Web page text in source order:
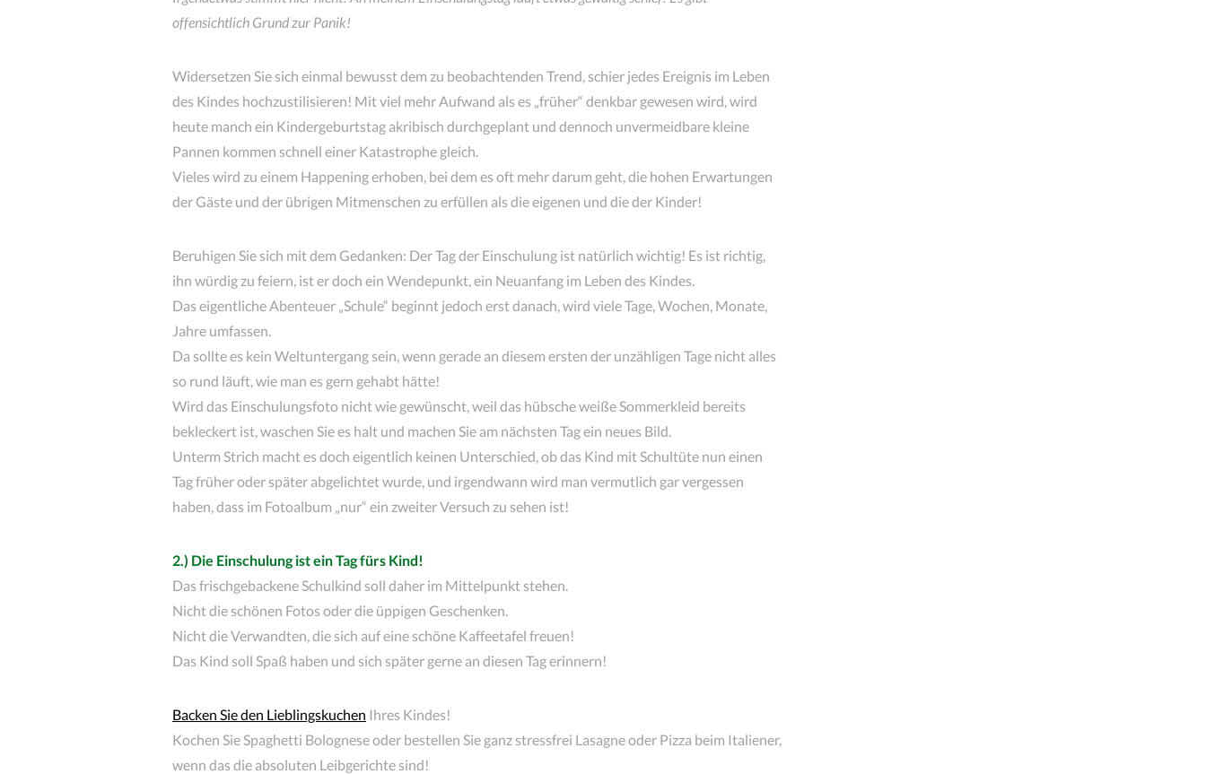
offensichtlich Grund zur Panik!
Widersetzen Sie sich einmal bewusst dem zu beobachtenden Trend, schier jedes Ereignis im Leben
des Kindes hochzustilisieren! Mit viel mehr Aufwand als es „früher“ denkbar gewesen wird, wird
heute manch ein Kindergeburtstag akribisch durchgeplant und dennoch unvermeidbare kleine
Pannen kommen schnell einer Katastrophe gleich.
Vieles wird zu einem Happening erhoben, bei dem es oft mehr darum geht, die hohen Erwartungen
der Gäste und der übrigen Mitmenschen zu erfüllen als die eigenen und die der Kinder!
Beruhigen Sie sich mit dem Gedanken: Der Tag der Einschulung ist natürlich wichtig! Es ist richtig,
ihn würdig zu feiern, ist er doch ein Wendepunkt, ein Neuanfang im Leben des Kindes.
Das eigentliche Abenteuer „Schule“ beginnt jedoch erst danach, wird viele Tage, Wochen, Monate,
Jahre umfassen.
Da sollte es kein Weltuntergang sein, wenn gerade an diesem ersten der unzähligen Tage nicht alles
so rund läuft, wie man es gern gehabt hätte!
Wird das Einschulungsfoto nicht wie gewünscht, weil das hübsche weiße Sommerkleid bereits
bekleckert ist, waschen Sie es halt und machen Sie am nächsten Tag ein neues Bild.
Unterm Strich macht es doch eigentlich keinen Unterschied, ob das Kind mit Schultüte nun einen
Tag früher oder später abgelichtet wurde, und irgendwann wird man vermutlich gar vergessen
haben, dass im Fotoalbum „nur“ ein zweiter Versuch zu sehen ist!
2.) Die Einschulung ist ein Tag fürs Kind!
Das frischgebackene Schulkind soll daher im Mittelpunkt stehen.
Nicht die schönen Fotos oder die üppigen Geschenken.
Nicht die Verwandten, die sich auf eine schöne Kaffeetafel freuen!
Das Kind soll Spaß haben und sich später gerne an diesen Tag erinnern!
Backen Sie den Lieblingskuchen Ihres Kindes!
Kochen Sie Spaghetti Bolognese oder bestellen Sie ganz stressfrei Lasagne oder Pizza beim Italiener,
wenn das die absoluten Leibgerichte sind!